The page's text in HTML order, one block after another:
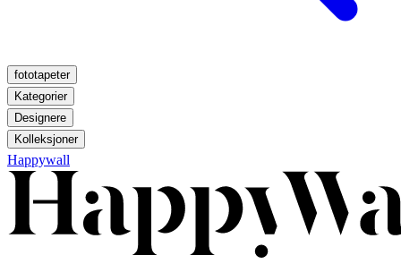
fototapeter
Kategorier
Designere
Kolleksjoner
Happywall